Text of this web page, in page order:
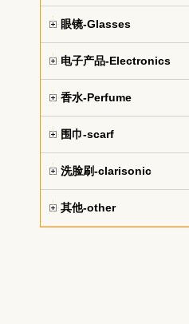
眼镜-Glasses
电子产品-Electronics
香水-Perfume
围巾-scarf
洗脸刷-clarisonic
其他-other